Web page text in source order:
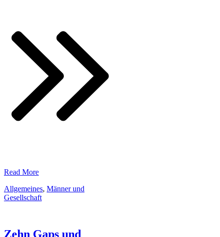
​Read More
Allgemeines, Männer und
Gesellschaft
Zehn Gaps und